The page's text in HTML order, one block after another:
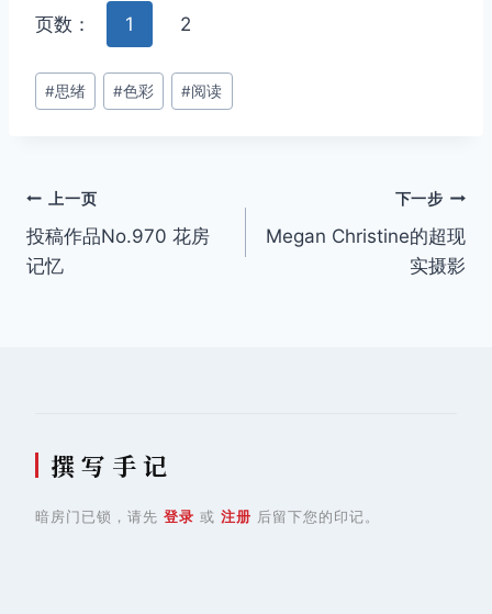
页数： 1 2
文
章
#思绪 #色彩 #阅读
文
章
上一页
投稿作品No.970 花房
记忆
下一步
Megan Christine的超现
实摄影
撰 写 手 记
暗房门已锁，请先 登录 或 注册 后留下您的印记。